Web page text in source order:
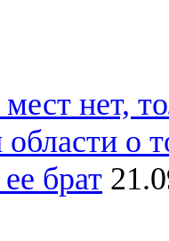
нет,
области о
брат